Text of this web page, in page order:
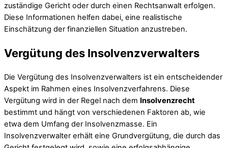
zuständige Gericht oder durch einen Rechtsanwalt erfolgen.
Diese Informationen helfen dabei, eine realistische
Einschätzung der finanziellen Situation anzustreben.
Vergütung des Insolvenzverwalters
Die Vergütung des Insolvenzverwalters ist ein entscheidender
Aspekt im Rahmen eines Insolvenzverfahrens. Diese
Vergütung wird in der Regel nach dem Insolvenzrecht
bestimmt und hängt von verschiedenen Faktoren ab, wie
etwa dem Umfang der Insolvenzmasse. Ein
Insolvenzverwalter erhält eine Grundvergütung, die durch das